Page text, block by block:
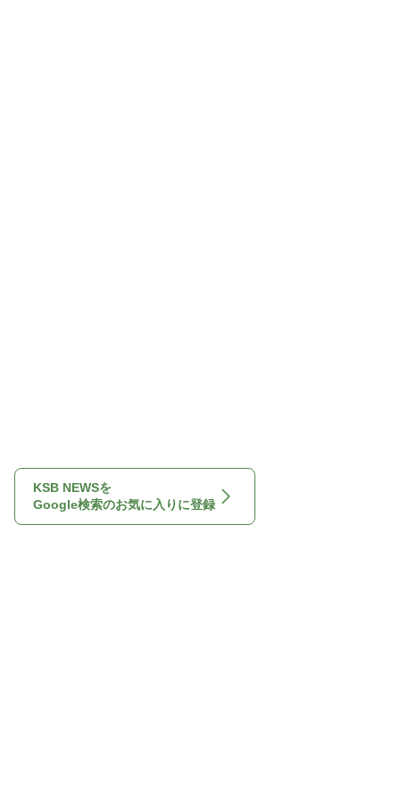
KSB NEWSを
Google検索のお気に入りに登録